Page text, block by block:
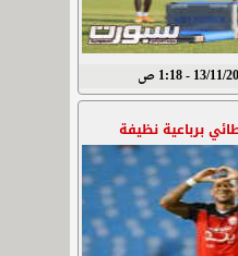
2021 - 1:18 ص
برباعية نظيفة